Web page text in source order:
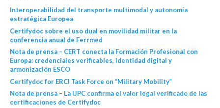
Interoperabilidad del transporte multimodal y autonomía
estratégica Europea
Certifydoc sobre el uso dual en movilidad militar en la
conferencia anual de Ferrmed
Nota de prensa – CERT conecta la Formación Profesional con
Europa: credenciales verificables, identidad digital y
armonización ESCO
Certifydoc for ERCI Task Force on “Military Mobility”
Nota de prensa – La UPC confirma el valor legal verificado de las
certificaciones de Certifydoc